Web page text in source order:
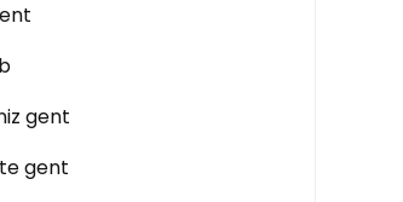
gent
gent